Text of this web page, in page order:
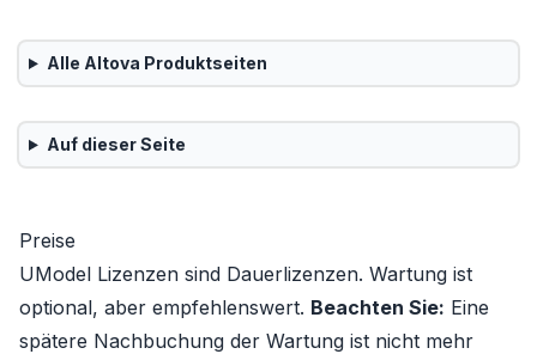
Alle Altova Produktseiten
Auf dieser Seite
Preise
UModel Lizenzen sind Dauerlizenzen. Wartung ist
optional, aber empfehlenswert. Beachten Sie: Eine
spätere Nachbuchung der Wartung ist nicht mehr